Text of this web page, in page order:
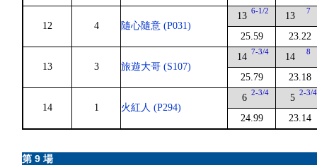
12 4 隨心隨意 (P031)
13 6-1/2
25.59
13 7
23.22
13 3 旅遊大哥 (S107)
14 7-3/4
25.79
14 8
23.18
14 1 火紅人 (P294)
6 2-3/4
24.99
5 2-3/4
23.14
第 9 場